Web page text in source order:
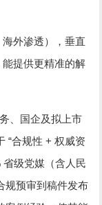
外渗透），垂直
提供更精准的解
、国企及拟上市
“合规性+权威资
省级党媒（含人民
规预审到稿件发布